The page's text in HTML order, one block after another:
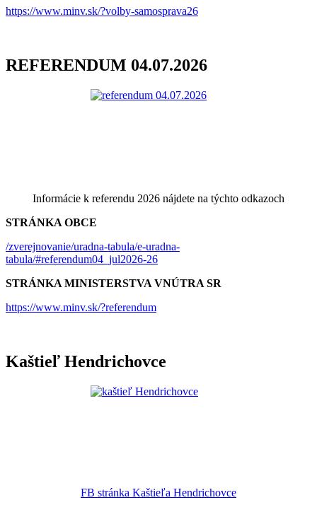
https://www.minv.sk/?volby-samosprava26
REFERENDUM 04.07.2026
Informácie k referendu 2026 nájdete na týchto odkazoch
STRÁNKA OBCE
/zverejnovanie/uradna-tabula/e-uradna-
tabula/#referendum04_jul2026-26
STRÁNKA MINISTERSTVA VNÚTRA SR
https://www.minv.sk/?referendum
Kaštieľ Hendrichovce
FB stránka Kaštieľa Hendrichovce